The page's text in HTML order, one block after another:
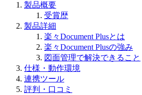
製品概要
受賞歴
製品詳細
楽々Document Plusとは
楽々Document Plusの強み
図面管理で解決できること
仕様・動作環境
連携ツール
評判・口コミ